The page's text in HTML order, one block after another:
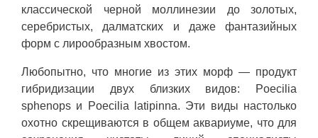
классической черной моллинезии до золотых,
серебристых, далматских и даже фантазийных
форм с лирообразным хвостом.
Любопытно, что многие из этих морф — продукт
гибридизации двух близких видов: Poecilia
sphenops и Poecilia latipinna. Эти виды настолько
охотно скрещиваются в общем аквариуме, что для